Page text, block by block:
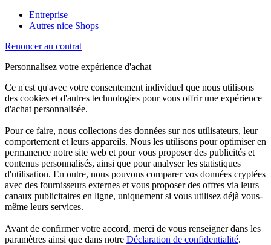
Entreprise
Autres nice Shops
Renoncer au contrat
Personnalisez votre expérience d'achat
Ce n'est qu'avec votre consentement individuel que nous utilisons
des cookies et d'autres technologies pour vous offrir une expérience
d'achat personnalisée.
Pour ce faire, nous collectons des données sur nos utilisateurs, leur
comportement et leurs appareils. Nous les utilisons pour optimiser en
permanence notre site web et pour vous proposer des publicités et
contenus personnalisés, ainsi que pour analyser les statistiques
d'utilisation. En outre, nous pouvons comparer vos données cryptées
avec des fournisseurs externes et vous proposer des offres via leurs
canaux publicitaires en ligne, uniquement si vous utilisez déjà vous-
même leurs services.
Avant de confirmer votre accord, merci de vous renseigner dans les
paramètres ainsi que dans notre Déclaration de confidentialité.